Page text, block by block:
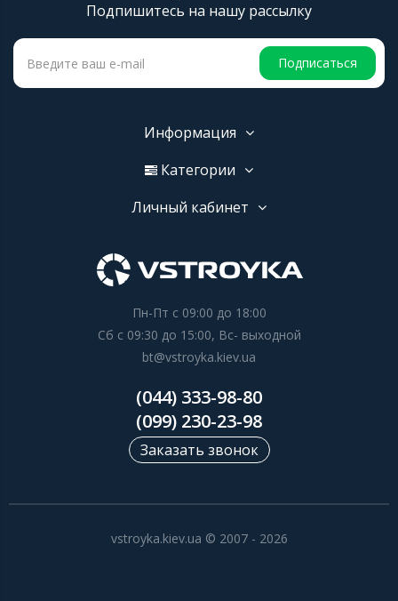
Подпишитесь на нашу рассылку
Подписаться
Информация
Категории
Личный кабинет
Пн-Пт с 09:00 до 18:00
Сб с 09:30 до 15:00, Вс- выходной
bt@vstroyka.kiev.ua
(044) 333-98-80
(099) 230-23-98
Заказать звонок
vstroyka.kiev.ua © 2007 - 2026